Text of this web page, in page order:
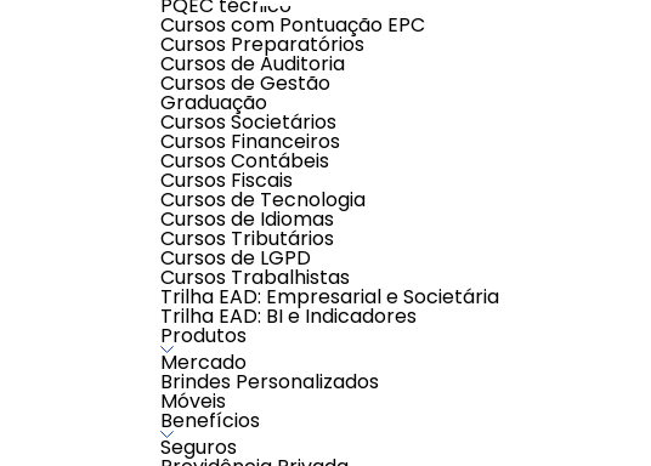
Cursos com Pontuação EPC
Cursos Preparatórios
Cursos de Auditoria
Cursos de Gestão
Graduação
Cursos Societários
Cursos Financeiros
Cursos Contábeis
Cursos Fiscais
Cursos de Tecnologia
Cursos de Idiomas
Cursos Tributários
Cursos de LGPD
Cursos Trabalhistas
Trilha EAD: Empresarial e Societária
Trilha EAD: BI e Indicadores
Produtos
Mercado
Brindes Personalizados
Móveis
Benefícios
Seguros
Descrição do produto
ESTE PRODUTO É UM CURSO INTENSIVO COM AULAS
INFORMAÇÕES IMPORTANTES:
- Aulas ao vivo, 2 vezes por semana
- Duração das aulas: 30min
- Mesmo professor para todas as aulas
- Teste de nivelamento antes do início do curso
- Horários das aulas: Aluno escolhe horário entre 6h e 22h
INFORMAÇÕES DO CONTRATO:
- Caso o CONTRATANTE rescinda o contrato antes do
meses, estará sujeito a multa contratual correspondente
sobre o valor total das parcelas restantes.
- Caso o CONTRATANTE solicite a rescisão do presente
de 6 (seis) meses, este ficará isento ao pagamento de
SOBRE NÓS:
A YouBecome é uma escola especializada no ensino online.